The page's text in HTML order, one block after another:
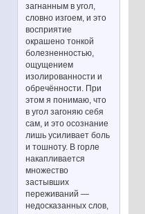
загнанным в угол,
словно изгоем, и это
восприятие
окрашено тонкой
болезненностью,
ощущением
изолированности и
обречённости. При
этом я понимаю, что
в угол загоняю себя
сам, и это осознание
лишь усиливает боль
и тошноту. В горле
накапливается
множество
застывших
переживаний —
недосказанных слов,